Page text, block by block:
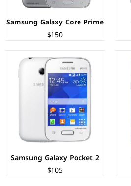
Samsung Galaxy Core Prime
$150
Samsung Galaxy Pocket 2
$105
الشاشة:TFT LCD بحجم 4 بوصة بدقة 480px
المعالج:ثنائي النواة - 1.2 جيجاهرتز
الكاميرات:
خلفية 5 م.ب / امامية VGA
الذاكرة+الرام:4 جيجابايت + 512 ميجابايت
نظام التشغيل:Android 4.4.2 (KitKat)
البطارية:1500 ملي امبير
عرض المواصفات ←